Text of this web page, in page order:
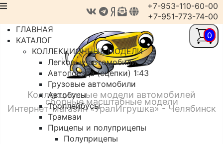
Коллекционные модели автомобилей
сборные масштабные модели
Интернет-магазин «УралИгрушка» - Челябинск
+7-953-110-60-00
+7-951-773-74-00
ГЛАВНАЯ
КАТАЛОГ
КОЛЛЕКЦИОННЫЕ МОДЕЛИ
Легковые автомобили
Автопоезда (сцепки) 1:43
Грузовые автомобили
Автобусы
Троллейбусы
Трамваи
Прицепы и полуприцепы
Полуприцепы
0